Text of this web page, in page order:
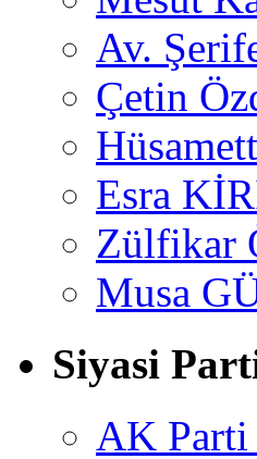
Av.
Çetin
Esra
Zülfikar
Musa
Siyasi
AK Parti